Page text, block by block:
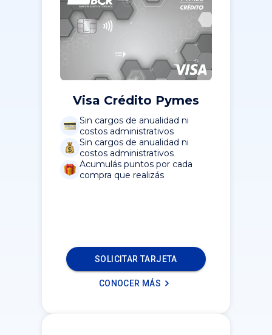
Visa Crédito Pymes
Sin cargos de anualidad ni
costos administrativos
Sin cargos de anualidad ni
costos administrativos
Acumulás puntos por cada
compra que realizás
SOLICITAR TARJETA
CONOCER MÁS